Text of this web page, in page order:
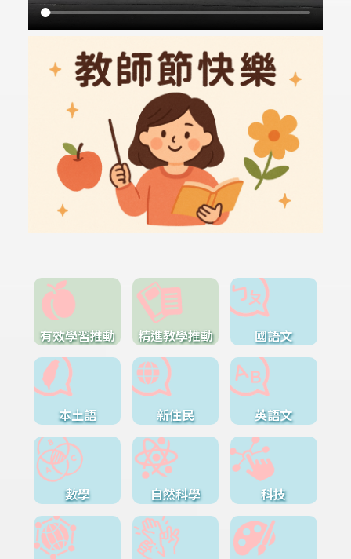
有效學習推動 精進教學推動 國語文
本土語 新住民 英語文
數學 自然科學 科技